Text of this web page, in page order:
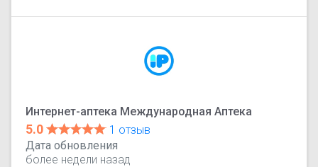
Интернет-аптека Международная Аптека
5.0
1 отзыв
Дата обновления
более недели назад